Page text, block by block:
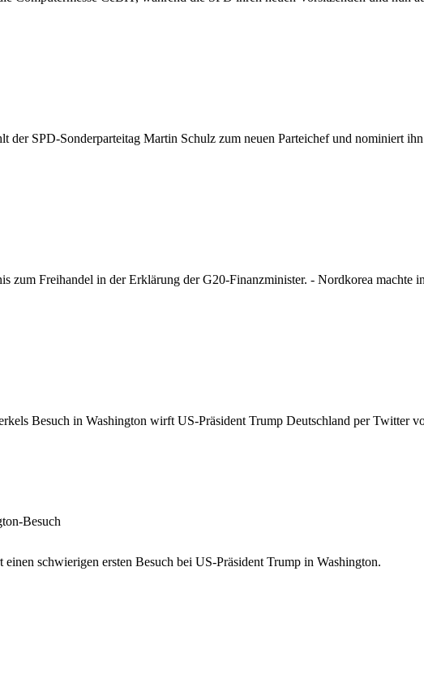
der SPD-Sonderparteitag Martin Schulz zum neuen Parteichef und nominiert
zum Freihandel in der Erklärung der G20-Finanzminister. - Nordkorea machte
Besuch in Washington wirft US-Präsident Trump Deutschland per Twitter
Besuch
schwierigen ersten Besuch bei US-Präsident Trump in Washington.